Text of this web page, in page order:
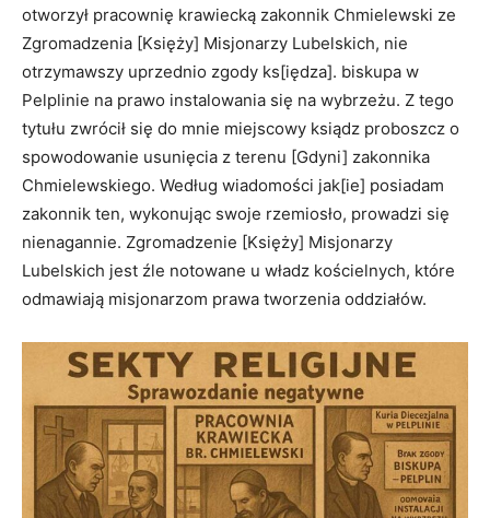
otworzył pracownię krawiecką zakonnik Chmielewski ze
Zgromadzenia [Księży] Misjonarzy Lubelskich, nie
otrzymawszy uprzednio zgody ks[iędza]. biskupa w
Pelplinie na prawo instalowania się na wybrzeżu. Z tego
tytułu zwrócił się do mnie miejscowy ksiądz proboszcz o
spowodowanie usunięcia z terenu [Gdyni] zakonnika
Chmielewskiego. Według wiadomości jak[ie] posiadam
zakonnik ten, wykonując swoje rzemiosło, prowadzi się
nienagannie. Zgromadzenie [Księży] Misjonarzy
Lubelskich jest źle notowane u władz kościelnych, które
odmawiają misjonarzom prawa tworzenia oddziałów.